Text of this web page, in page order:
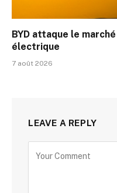
BYD attaque le
électrique
7 août 2026
LEAVE A REPLY